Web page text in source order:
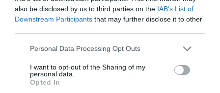
also be disclosed by us to third parties on the IAB’s List of
Downstream Participants that may further disclose it to other
Please note that this website/app uses one or more Google
not limited to your visit or usage behaviour. You may click to
grant or deny consent to Google and its third-party tags to
use your data for below specified purposes in below Google
Personal Data Processing Opt Outs
I want to opt-out of the Sharing of my
personal data.
Opted In
Édesség
Oscar szobor
Persely